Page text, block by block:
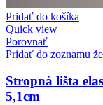
Pridať do košíka
Quick view
Porovnať
Pridať do zoznamu
Stropná lišta
5,1cm